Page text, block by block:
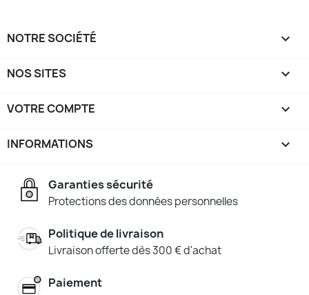
NOTRE SOCIÉTÉ 
NOS SITES 
VOTRE COMPTE 
INFORMATIONS keyboard_arrow_down
Garanties sécurité
Protections des données personnelles
Politique de livraison
Livraison offerte dès 300 € d'achat
Paiement